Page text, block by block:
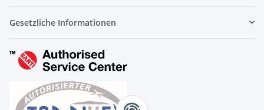
Gesetzliche Informationen